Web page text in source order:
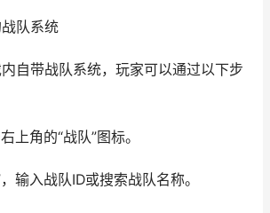
队系统
内自带战队系统，玩家可以通过以下步
上角的“战队”图标。
输入战队ID或搜索战队名称。